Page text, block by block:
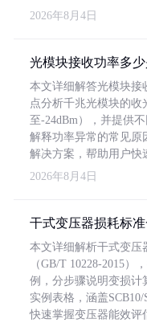
2026年8月4日
光模块接收功率多
本文详细解答光模块接
点分析千兆光模块的收
至-24dBm），并提供
解释功率异常的常见原
解决方案，帮助用户快
2026年8月4日
干式变压器损耗标
本文详细解析干式变压
（GB/T 10228-2015）
例，分步骤说明变损计
实例表格，涵盖
快速掌握变压器能效评